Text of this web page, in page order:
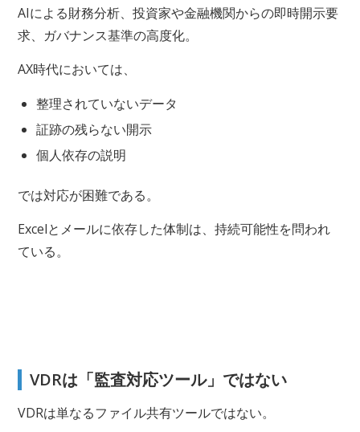
AIによる財務分析、投資家や金融機関からの即時開示要
求、ガバナンス基準の高度化。
AX時代においては、
整理されていないデータ
証跡の残らない開示
個人依存の説明
では対応が困難である。
Excelとメールに依存した体制は、持続可能性を問われ
ている。
VDRは「監査対応ツール」ではない
VDRは単なるファイル共有ツールではない。